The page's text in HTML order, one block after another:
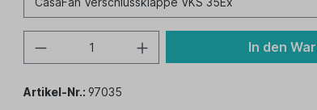
In den
Artikel-Nr.: 97035